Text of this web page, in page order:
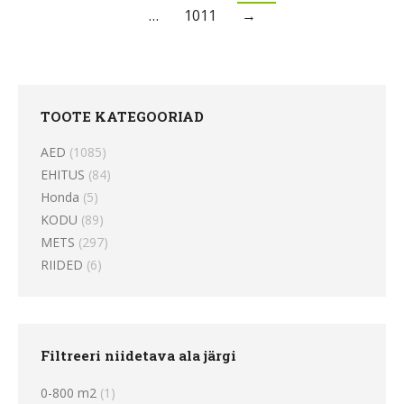
… 1011 →
TOOTE KATEGOORIAD
AED (1085)
EHITUS (84)
Honda (5)
KODU (89)
METS (297)
RIIDED (6)
Filtreeri niidetava ala järgi
0-800 m2 (1)